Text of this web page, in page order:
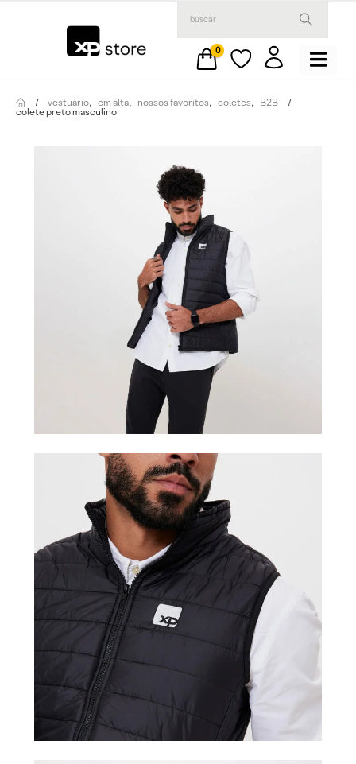
0
vestuário, em alta, nossos favoritos, coletes, B2B
colete preto masculino